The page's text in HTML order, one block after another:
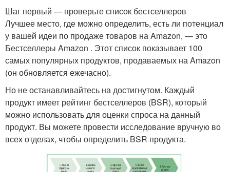
Шаг первый — проверьте список бестселлеров
Лучшее место, где можно определить, есть ли потенциал
у вашей идеи по продаже товаров на Amazon, — это
Бестселлеры Amazon . Этот список показывает 100
самых популярных продуктов, продаваемых на Amazon
(он обновляется ежечасно).
Но не останавливайтесь на достигнутом. Каждый
продукт имеет рейтинг бестселлеров (BSR), который
можно использовать для оценки спроса на данный
продукт. Вы можете провести исследование вручную во
всех отделах, чтобы определить BSR продукта.